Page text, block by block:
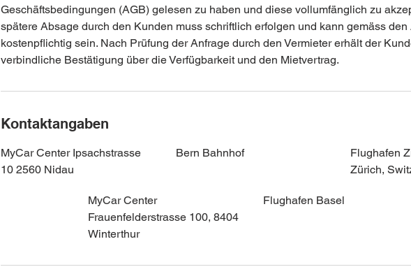
Geschäftsbedingungen (AGB) gelesen zu haben und diese vollumfänglich zu
spätere Absage durch den Kunden muss schriftlich erfolgen und kann gemäss den
kostenpflichtig sein. Nach Prüfung der Anfrage durch den Vermieter erhält der
verbindliche Bestätigung über die Verfügbarkeit und den Mietvertrag.
Kontaktangaben
MyCar Center Ipsachstrasse
10 2560 Nidau
Bern Bahnhof
Flughafen
Zürich,
MyCar Center
Frauenfelderstrasse 100, 8404
Winterthur
Flughafen Basel